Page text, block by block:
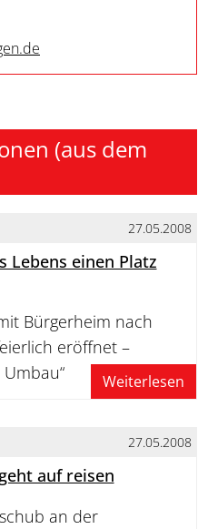
(aus dem
27.05.2008
Lebens einen Platz
Bürgerheim nach
eröffnet –
Weiterlesen
27.05.2008
auf reisen
an der